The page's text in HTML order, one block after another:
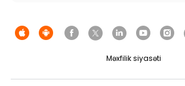
Məxfilik siyasəti